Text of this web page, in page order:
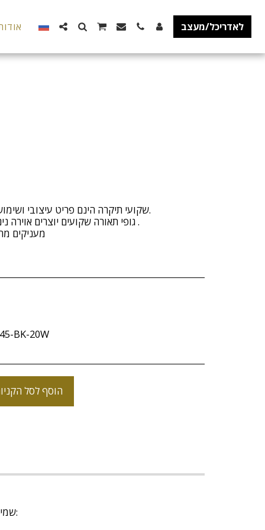
לאדריכל/מעצב
שקועי תיקרה הינם פריט עיצובי
גופי תאורה שקועים יוצרים אוירה
מעניקים
BK-20W
הוסף לסל
אנו בחנות art-light שמים דגש על שירות לקוחות מצוין ומספקים משלוחים מהירים ובטוחים. להלן כל הפרטים לגבי המשלוחים: